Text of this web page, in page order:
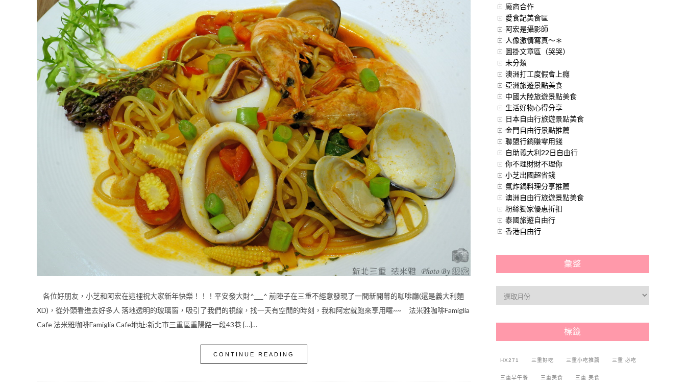
各位好朋友，小芝和阿宏在這裡祝大家新年快樂！！！平安發大財^___^ 前陣子在三重不經意發現了一間新開幕的咖啡廳(還是義大利麵
XD)，從外頭看進去好多人 落地透明的玻璃窗，吸引了我們的視線，找一天有空閒的時刻，我和阿宏就跑來享用囉~~ 法米雅咖啡Famiglia
Cafe 法米雅咖啡Famiglia Cafe地址:新北市三重區重陽路一段43巷 […]…
CONTINUE READING
廠商合作
愛食記美食區
阿宏是攝影師
人像激情寫真～＊
圖掛文章區（哭哭）
未分類
澳洲打工度假會上癮
亞洲旅遊景點美食
中國大陸旅遊景點美食
生活好物心得分享
日本自由行旅遊景點美食
金門自由行景點推薦
聯盟行銷賺零用錢
自助義大利22日自由行
你不理財財不理你
小芝出國超省錢
氣炸鍋料理分享推薦
澳洲自由行旅遊景點美食
粉絲獨家優惠折扣
泰國旅遊自由行
香港自由行
彙整
標籤
HX271 三重好吃 三重小吃推薦 三重 必吃
三重早午餐 三重美食 三重 美食